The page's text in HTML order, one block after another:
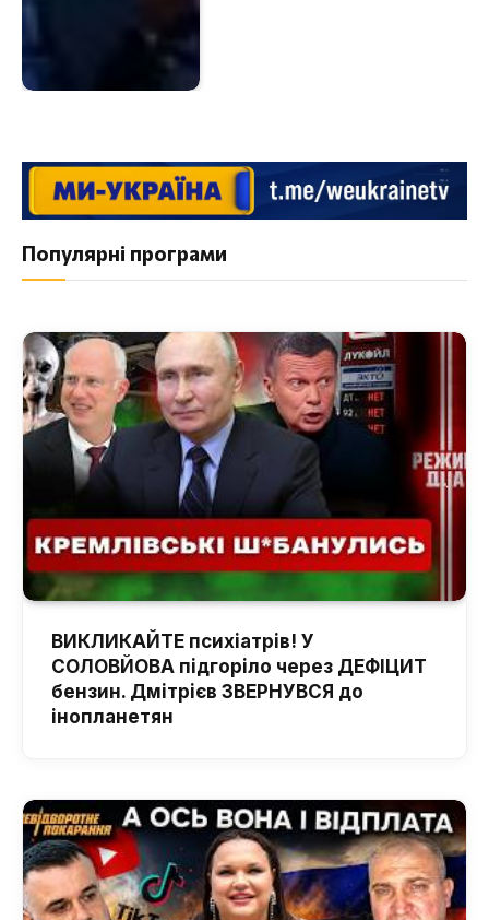
Популярні програми
ВИКЛИКАЙТЕ психіатрів! У
СОЛОВЙОВА підгоріло через ДЕФІЦИТ
бензин. Дмітрієв ЗВЕРНУВСЯ до
інопланетян